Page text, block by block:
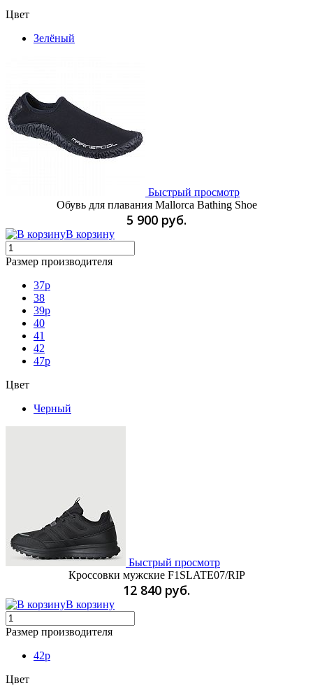
Цвет
Зелёный
Быстрый просмотр
Обувь для плавания Mallorca Bathing Shoe
5 900 руб.
В корзину
Размер производителя
37p
38
39p
40
41
42
47p
Цвет
Черный
Быстрый просмотр
Кроссовки мужские F1SLATE07/RIP
12 840 руб.
В корзину
Размер производителя
42p
Цвет